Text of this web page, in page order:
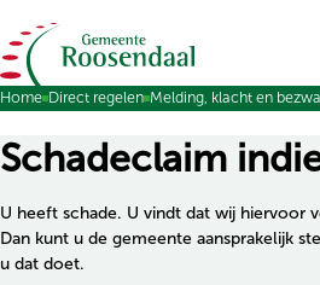
Ga naar de inhoud
Home Direct regelen Melding, klacht en
Schadeclaim
U heeft schade. U vindt dat wij hiervoor
Dan kunt u de gemeente aansprakelijk
u dat doet.